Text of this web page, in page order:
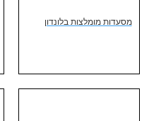
מסעדות מומלצות בלונדון